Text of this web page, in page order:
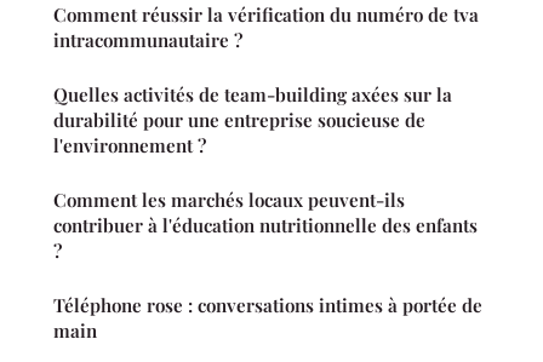
Comment réussir la vérification du numéro de tva
intracommunautaire ?
Quelles activités de team-building axées sur la
durabilité pour une entreprise soucieuse de
l'environnement ?
Comment les marchés locaux peuvent-ils
contribuer à l'éducation nutritionnelle des enfants
?
Téléphone rose : conversations intimes à portée de
main